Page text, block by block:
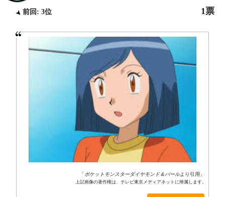
前回: 3位 1票
「ポケットモンスターダイヤモンド＆パールより引用」
上記画像の著作権は、テレビ東京メディアネットに帰属します。